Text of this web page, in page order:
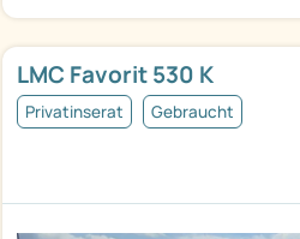
LMC Favorit 530 K
Privatinserat Gebraucht